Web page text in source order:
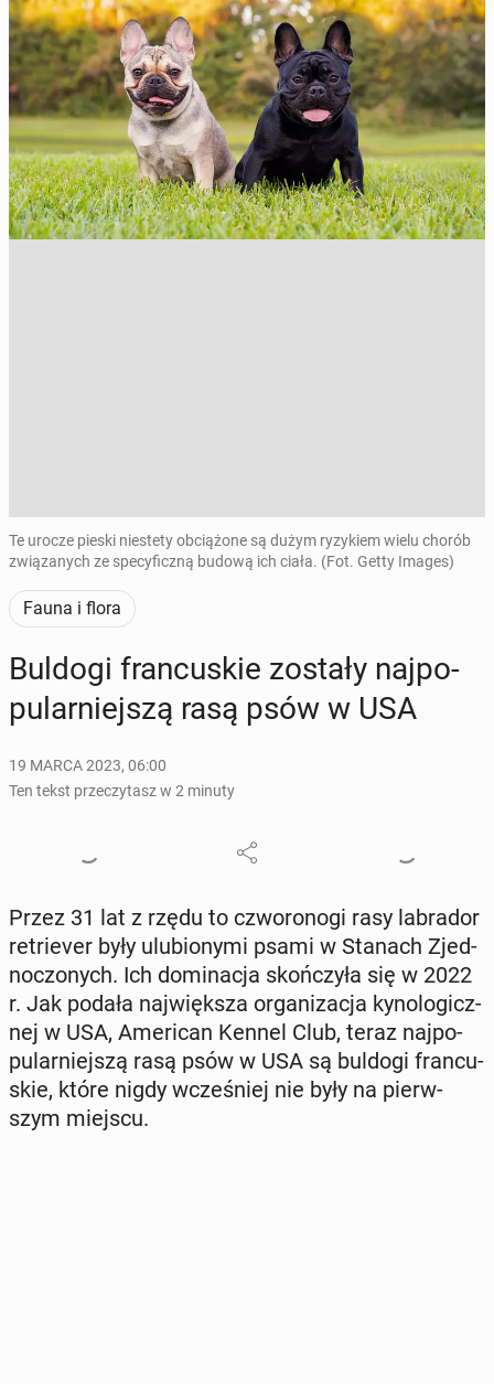
Te urocze pieski niestety obciążone są dużym ryzykiem wielu chorób
związanych ze specyficzną budową ich ciała. (Fot. Getty Images)
Fauna i flora
Buldogi fran­cu­skie zostały naj­po­
pu­lar­niej­szą rasą psów w USA
19 MARCA 2023, 06:00
Ten tekst przeczytasz w 2 minuty
Przez 31 lat z rzędu to czwo­ro­no­gi rasy la­bra­dor
re­trie­ver były ulu­bio­ny­mi psami w Stanach Zjed­
no­czo­nych. Ich do­mi­na­cja skoń­czy­ła się w 2022
r. Jak podała naj­więk­sza or­ga­ni­za­cja ky­no­lo­gicz­
nej w USA, Ame­ri­can Kennel Club, teraz naj­po­
pu­lar­niej­szą rasą psów w USA są buldogi fran­cu­
skie, które nigdy wcze­śniej nie były na pierw­
szym miejscu.